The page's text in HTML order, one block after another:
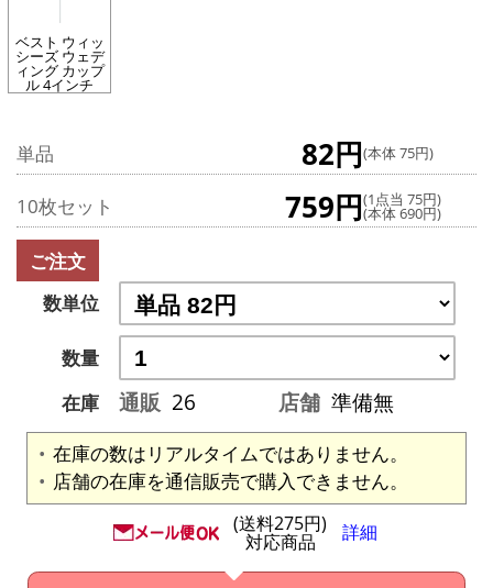
ベスト ウィッ
シーズ ウェデ
ィング カップ
ル 4インチ
単品 82円(本体 75円)
10枚セット 759円(1点当 75円)
(本体 690円)
ご注文
数単位
数量
在庫
通販 26 店舗 準備無
在庫の数はリアルタイムではありません。
店舗の在庫を通信販売で購入できません。
(送料275円)
対応商品 詳細